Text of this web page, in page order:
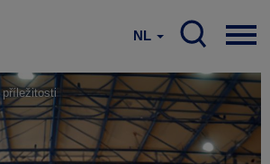
NL
příležitosti